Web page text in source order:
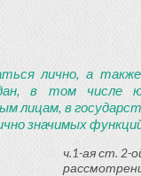
лично, а
в том числе
лицам, в
значимых
ч.1-ая ст. 2-